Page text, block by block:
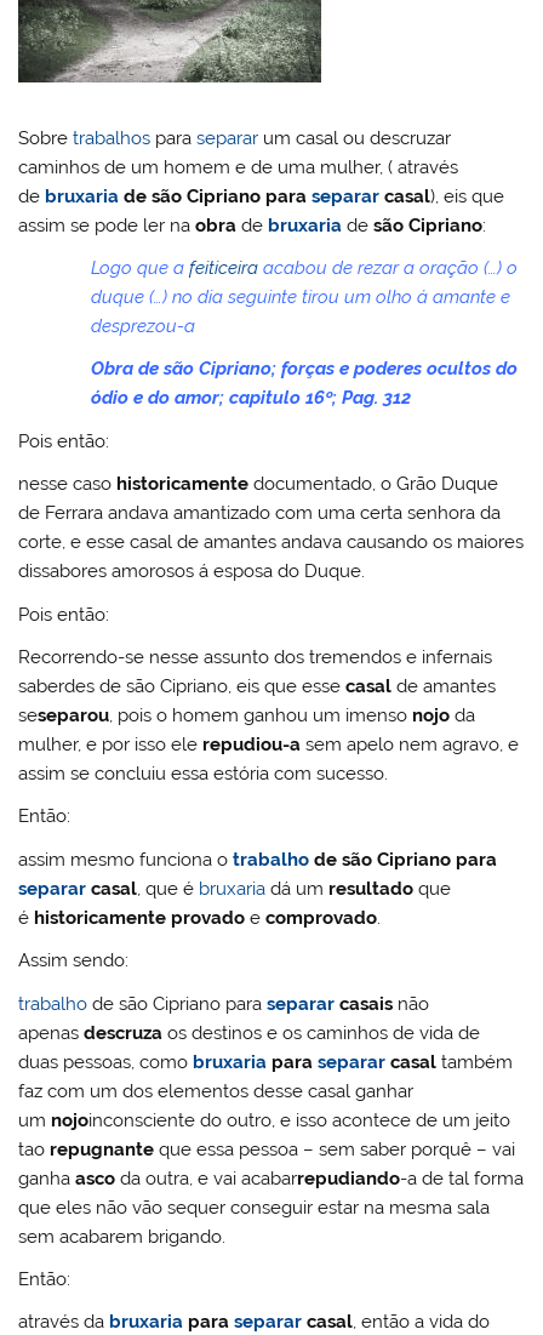
l
k
Sobretrabalhos paraseparar um casal ou descruzar
caminhos de um homem e de uma mulher, ( através
de bruxaria de são Cipriano paraseparar casal), eis que
assim se pode ler naobra de bruxaria desão Cipriano:
Logo que afeiticeira acabou de rezar a oração (…) o
duque (…) no dia seguinte tirou um olho á amante e
desprezou-a
Obra de são Cipriano; forças e poderes ocultos do
ódio e do amor; capitulo 16º; Pag. 312
Pois então:
nesse caso historicamente documentado, o Grão Duque
de Ferrara andava amantizado com uma certa senhora da
corte, e esse casal de amantes andava causando os maiores
dissabores amorosos á esposa do Duque.
Pois então:
Recorrendo-se nesse assunto dos tremendos e infernais
saberdes de são Cipriano, eis que essecasal de amantes
seseparou, pois o homem ganhou um imenso nojo da
mulher, e por isso ele repudiou-a sem apelo nem agravo, e
assim se concluiu essa estória com sucesso.
Então:
assim mesmo funciona otrabalho de são Cipriano para
separar casal, que é bruxaria dá um resultado que
é historicamente provado ecomprovado.
Assim sendo:
trabalho de são Cipriano paraseparar casais não
apenasdescruza os destinos e os caminhos de vida de
duas pessoas, como bruxaria paraseparar casal também
faz com um dos elementos desse casal ganhar
um nojoinconsciente do outro, e isso acontece de um jeito
tao repugnante que essa pessoa – sem saber porquê – vai
ganhaasco da outra, e vai acabarrepudiando-a de tal forma
que eles não vão sequer conseguir estar na mesma sala
sem acabarem brigando.
Então:
através da bruxaria paraseparar casal, então a vida do